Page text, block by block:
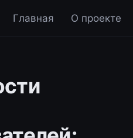
Главная О проекте